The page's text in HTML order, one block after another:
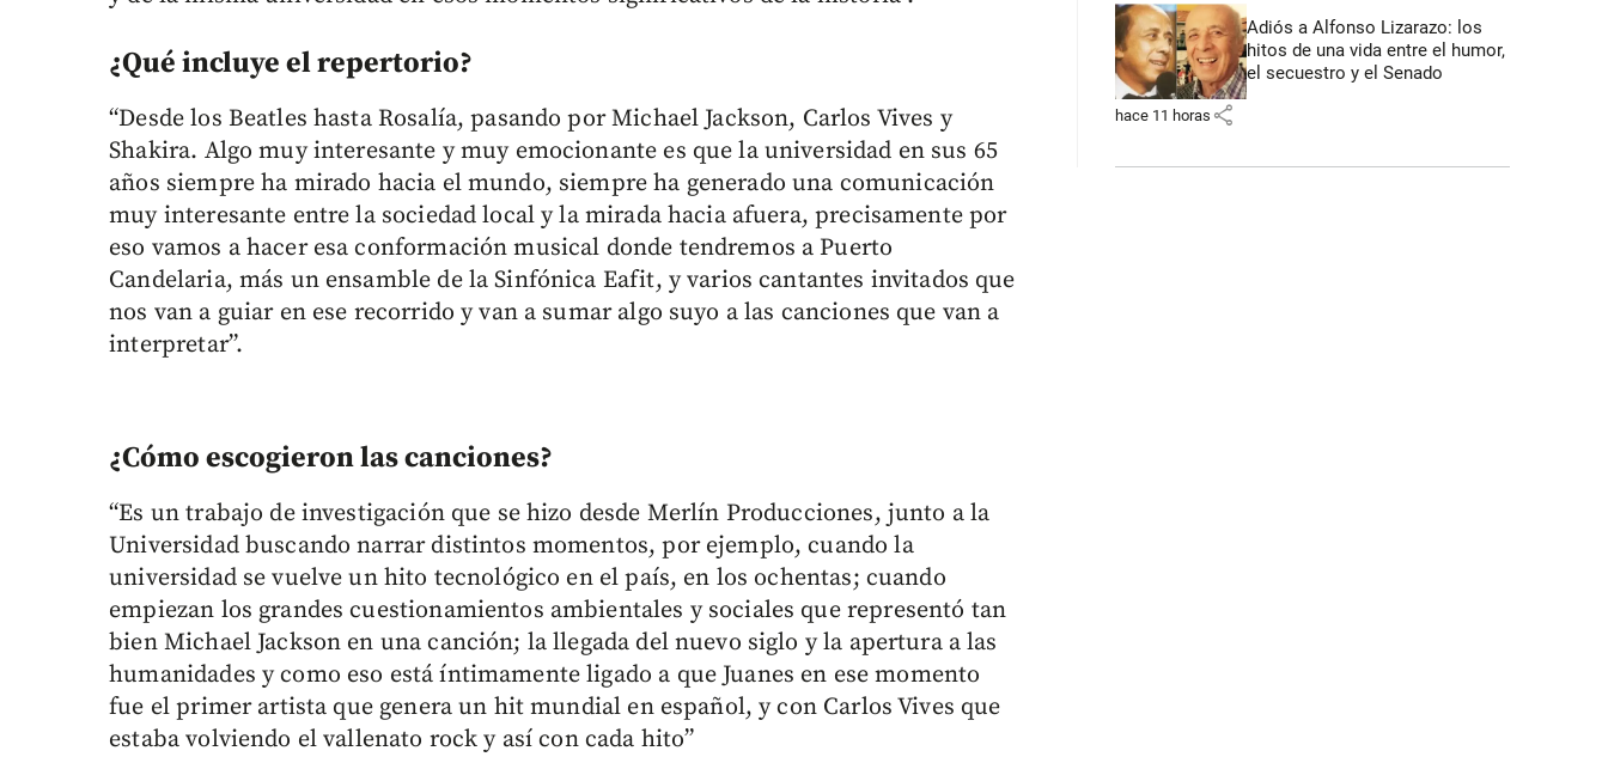
¿Qué incluye el repertorio?
“Desde los Beatles hasta Rosalía, pasando por Michael Jackson, Carlos Vives y
Shakira. Algo muy interesante y muy emocionante es que la universidad en sus 65
años siempre ha mirado hacia el mundo, siempre ha generado una comunicación
muy interesante entre la sociedad local y la mirada hacia afuera, precisamente por
eso vamos a hacer esa conformación musical donde tendremos a Puerto
Candelaria, más un ensamble de la Sinfónica Eafit, y varios cantantes invitados que
nos van a guiar en ese recorrido y van a sumar algo suyo a las canciones que van a
interpretar”.
¿Cómo escogieron las canciones?
“Es un trabajo de investigación que se hizo desde Merlín Producciones, junto a la
Universidad buscando narrar distintos momentos, por ejemplo, cuando la
universidad se vuelve un hito tecnológico en el país, en los ochentas; cuando
empiezan los grandes cuestionamientos ambientales y sociales que representó tan
bien Michael Jackson en una canción; la llegada del nuevo siglo y la apertura a las
humanidades y como eso está íntimamente ligado a que Juanes en ese momento
fue el primer artista que genera un hit mundial en español, y con Carlos Vives que
estaba volviendo el vallenato rock y así con cada hito”
Adiós a Alfonso Lizarazo: los
hitos de una vida entre el humor,
el secuestro y el Senado
hace 11 horas share